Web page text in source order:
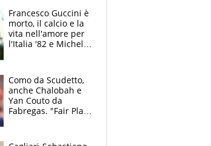
Francesco Guccini è
morto, il calcio e la
vita nell'amore per
l'Italia '82 e Michel
e Juventus
Como da Scudetto,
anche Chalobah e
Yan Couto da
Fabregas. "Fair Play
multa"